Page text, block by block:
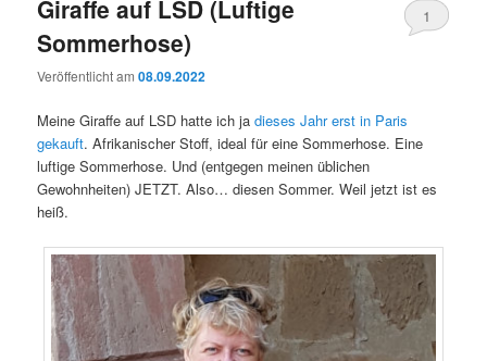
Giraffe auf LSD (Luftige
Sommerhose)
Veröffentlicht am08.09.2022
1
Meine Giraffe auf LSD hatte ich jadieses Jahr erst in Paris
gekauft. Afrikanischer Stoff, ideal für eine Sommerhose. Eine
luftige Sommerhose. Und (entgegen meinen üblichen
Gewohnheiten) JETZT. Also… diesen Sommer. Weil jetzt ist es
heiß.